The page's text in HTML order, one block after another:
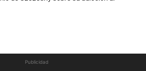
Publicidad